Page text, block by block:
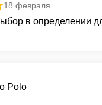
из 5
18 февраля
в определении
Polo